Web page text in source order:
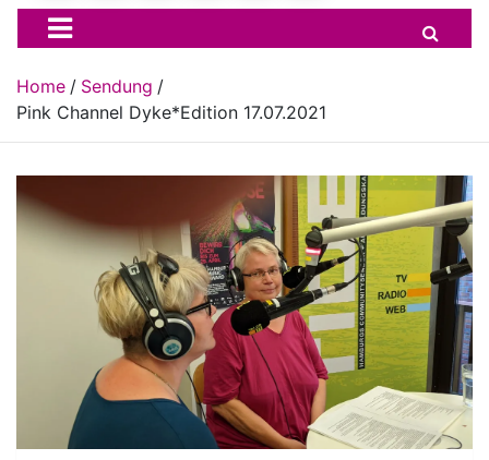
Home
Sendung
Pink Channel Dyke*Edition 17.07.2021